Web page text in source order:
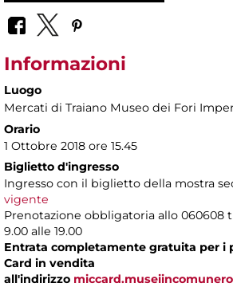
Informazioni
Luogo
Mercati di Traiano Museo dei Fori
Orario
1 Ottobre 2018 ore 15.45
Biglietto d'ingresso
Ingresso con il biglietto della mostra
vigente
Prenotazione obbligatoria allo 060608
9.00 alle 19.00
Entrata completamente gratuita per i
Card in vendita
all'indirizzo